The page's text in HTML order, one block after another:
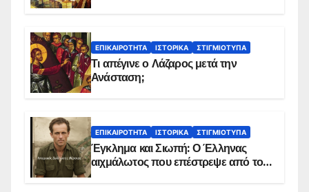
ΕΠΙΚΑΙΡΌΤΗΤΑ ΙΣΤΟΡΙΚΆ ΣΤΙΓΜΙΌΤΥΠΑ
Τι απέγινε ο Λάζαρος μετά την
Ανάσταση;
ΕΠΙΚΑΙΡΌΤΗΤΑ ΙΣΤΟΡΙΚΆ ΣΤΙΓΜΙΌΤΥΠΑ
Έγκλημα και Σιωπή: Ο Έλληνας
αιχμάλωτος που επέστρεψε από το